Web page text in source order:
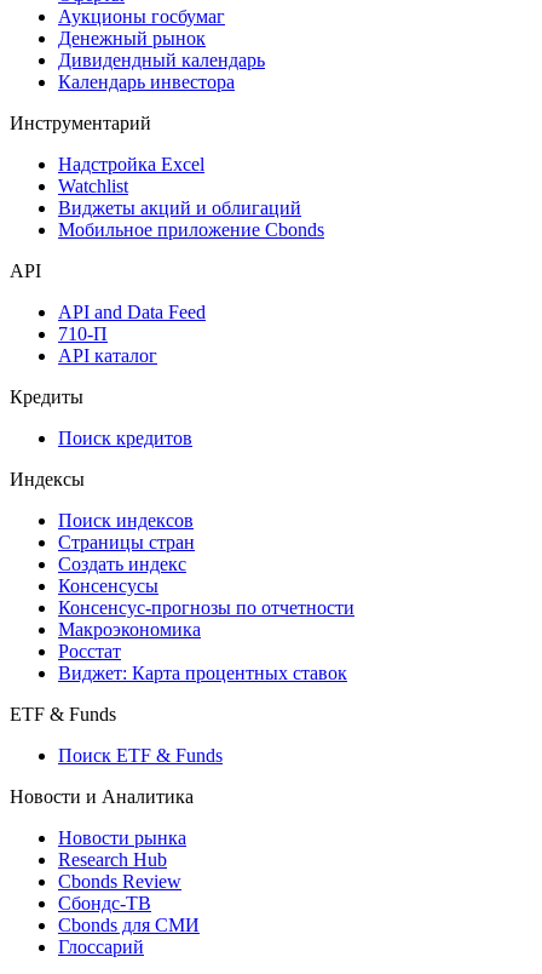
Календарь событий
Дефолты
Размещения
Оферты
Денежный рынок
Календарь инвестора
Инструментарий
Мобильное приложение Cbonds
API
API and Data Feed
API каталог
Кредиты
Поиск кредитов
Индексы
Поиск индексов
Страницы стран
Создать индекс
Консенсусы
Макроэкономика
Виджет: Карта процентных ставок
ETF & Funds
Поиск ETF & Funds
Новости и Аналитика
Новости рынка
Research Hub